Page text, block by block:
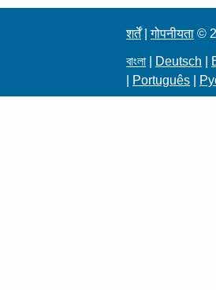
शर्तें|गोपनीयता ©
বাংলা Deutsch
Português